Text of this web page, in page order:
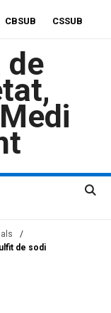
CBSUB CSSUB
de
/
de sodi